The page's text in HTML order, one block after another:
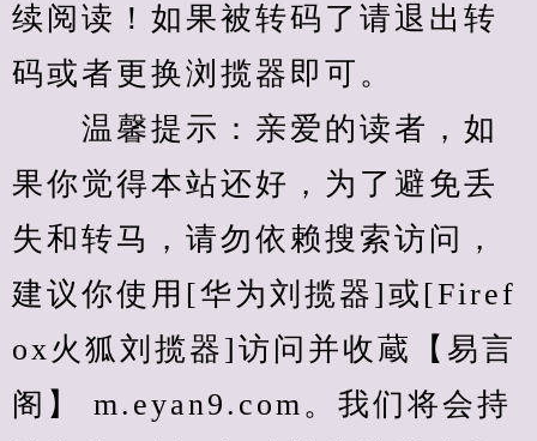
续阅读！如果被转码了请退出转
码或者更换浏揽器即可。
温馨提示：亲爱的读者，如
果你觉得本站还好，为了避免丢
失和转马，请勿依赖搜索访问，
建议你使用[华为刘揽器]或[Firef
ox火狐刘揽器]访问并收蔵【易言
阁】 m.eyan9.com。我们将会持